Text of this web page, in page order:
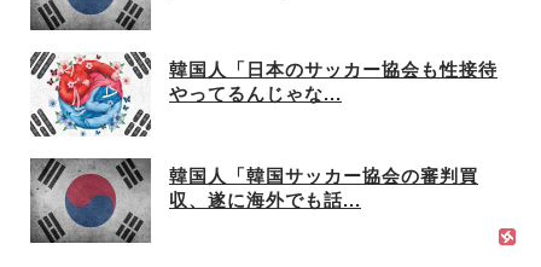
韓国人「日本のサッカー協会も性接待
やってるんじゃな...
韓国人「韓国サッカー協会の審判買
収、遂に海外でも話...